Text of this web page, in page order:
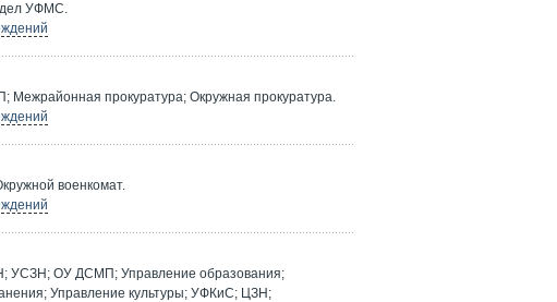
УФМС.
прокуратура; Окружная прокуратура.
военкомат.
УСЗН; ОУ ДСМП; Управление образования;
Управление культуры; УФКиС; ЦЗН;